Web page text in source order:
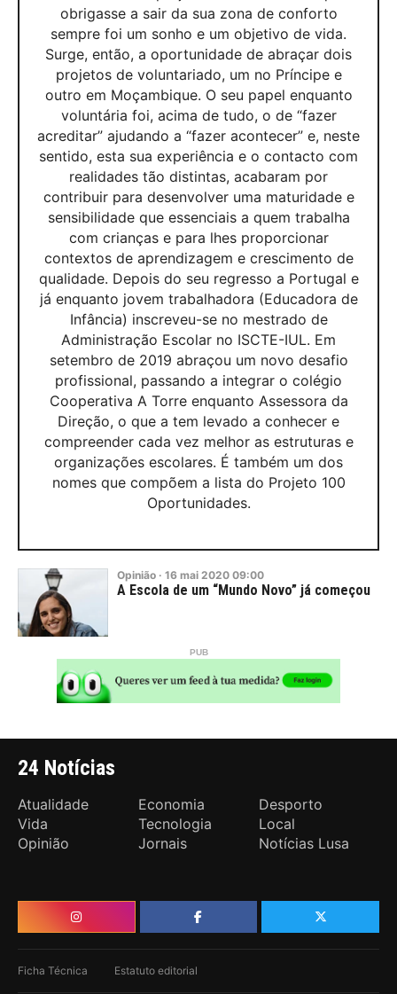
obrigasse a sair da sua zona de conforto
sempre foi um sonho e um objetivo de vida.
Surge, então, a oportunidade de abraçar dois
projetos de voluntariado, um no Príncipe e
outro em Moçambique. O seu papel enquanto
voluntária foi, acima de tudo, o de “fazer
acreditar” ajudando a “fazer acontecer” e, neste
sentido, esta sua experiência e o contacto com
realidades tão distintas, acabaram por
contribuir para desenvolver uma maturidade e
sensibilidade que essenciais a quem trabalha
com crianças e para lhes proporcionar
contextos de aprendizagem e crescimento de
qualidade. Depois do seu regresso a Portugal e
já enquanto jovem trabalhadora (Educadora de
Infância) inscreveu-se no mestrado de
Administração Escolar no ISCTE-IUL. Em
setembro de 2019 abraçou um novo desafio
profissional, passando a integrar o colégio
Cooperativa A Torre enquanto Assessora da
Direção, o que a tem levado a conhecer e
compreender cada vez melhor as estruturas e
organizações escolares. É também um dos
nomes que compõem a lista do Projeto 100
Oportunidades.
Opinião · 16 mai 2020 09:00
A Escola de um “Mundo Novo” já começou
24 Notícias
Atualidade Economia
Desporto
Vida
Tecnologia
Local
Opinião
Jornais Notícias Lusa
Ficha Técnica Estatuto editorial